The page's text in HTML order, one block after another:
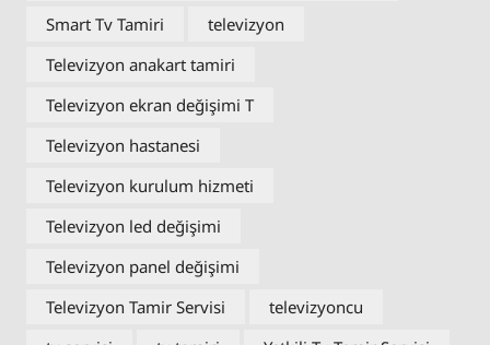
Smart Tv Tamiri
televizyon
Televizyon anakart tamiri
Televizyon ekran değişimi T
Televizyon hastanesi
Televizyon kurulum hizmeti
Televizyon led değişimi
Televizyon panel değişimi
Televizyon Tamir Servisi
televizyoncu